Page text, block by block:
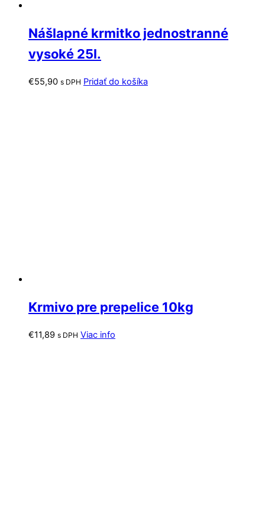
Nášlapné krmitko jednostranné
vysoké 25l.
€55,90 s DPH Pridať do košíka
Krmivo pre prepelice 10kg
€11,89 s DPH Viac info